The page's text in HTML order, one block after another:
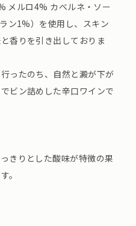
メルロ4% カベルネ・ソー
ン1%）を使用し、スキン
香りを引き出しておりま
ったのち、自然と澱が下が
ビン詰めした辛口ワインで
きりとした酸味が特徴の果
。